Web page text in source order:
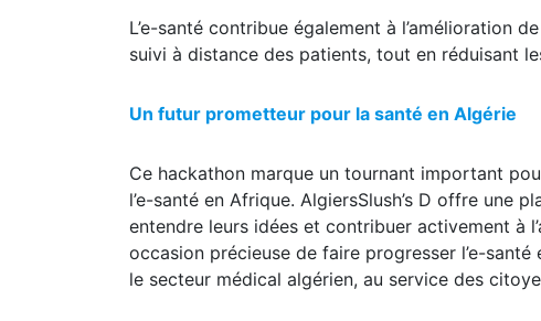
L’e-santé contribue également à l’amélioration
suivi à distance des patients, tout en réduisant
Un futur prometteur pour la santé en Algérie
Ce hackathon marque un tournant important
l’e-santé en Afrique. AlgiersSlush’s D offre une
entendre leurs idées et contribuer activement à
occasion précieuse de faire progresser l’e-
le secteur médical algérien, au service des